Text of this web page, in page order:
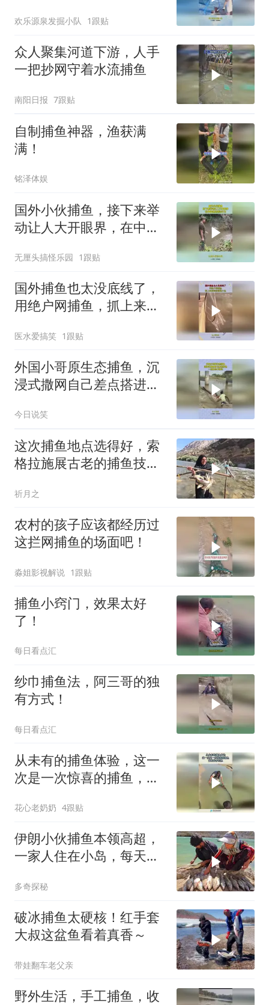
欢乐源泉发掘小队 1跟贴
众人聚集河道下游，人手
一把抄网守着水流捕鱼
南阳日报 7跟贴
自制捕鱼神器，渔获满
满！
铭泽体娱
国外小伙捕鱼，接下来举
动让人大开眼界，在中国
无厘头搞怪乐园 1跟贴
国外捕鱼也太没底线了，
用绝户网捕鱼，抓上来的
医水爱搞笑 1跟贴
外国小哥原生态捕鱼，沉
浸式撒网自己差点搭进，
今日说笑
这次捕鱼地点选得好，索
格拉施展古老的捕鱼技
祈月之
农村的孩子应该都经历过
这拦网捕鱼的场面吧！
淼姐影视解说 1跟贴
捕鱼小窍门，效果太好
了！
每日看点汇
纱巾捕鱼法，阿三哥的独
有方式！
每日看点汇
从未有的捕鱼体验，这一
次是一次惊喜的捕鱼，竟
花心老奶奶 4跟贴
伊朗小伙捕鱼本领高超，
一家人住在小岛，每天捕
多奇探秘
破冰捕鱼太硬核！红手套
大叔这盆鱼看着真香～
带娃翻车老父亲
野外生活，手工捕鱼，收